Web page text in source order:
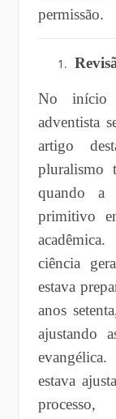
permissão.
No início
adventista
artigo
pluralismo
quando a
primitivo
ciência
estava
anos
ajustando
estava